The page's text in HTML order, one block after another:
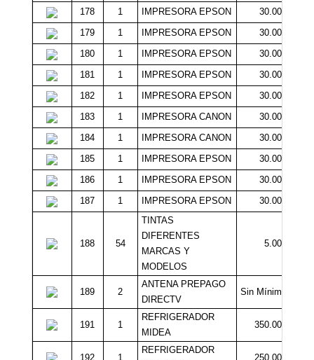
178 1 IMPRESORA EPSON
30.000
179
1 IMPRESORA EPSON
30.000
180
1 IMPRESORA EPSON
30.000
181
1 IMPRESORA EPSON
30.000
182
1 IMPRESORA EPSON
30.000
183
1 IMPRESORA CANON
30.000
184
1 IMPRESORA CANON
30.000
185
1 IMPRESORA EPSON
30.000
186
1 IMPRESORA EPSON
30.000
187
1 IMPRESORA EPSON 30.000
188 54
TINTAS
DIFERENTES
MARCAS Y
MODELOS
5.000
189 2
ANTENA PREPAGO
DIRECTV
Sin Mínimo
191 1
REFRIGERADOR
MIDEA
350.000
192 1
REFRIGERADOR
250.000